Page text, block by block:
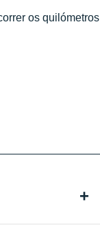
os quilómetros